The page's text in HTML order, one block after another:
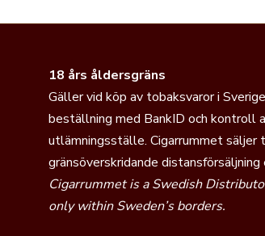
18 års åldersgräns
Gäller vid köp av tobaksvaror i
beställning med BankID och kontroll
utlämningsställe. Cigarrummet säljer
gränsöverskridande
Cigarrummet is a Swedish
only within Sweden’s borders.